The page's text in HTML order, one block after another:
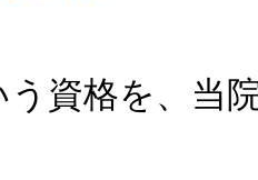
う資格を、当